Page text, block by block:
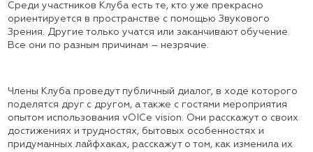
Среди участников Клуба есть те, кто уже прекрасно
ориентируется в пространстве с помощью Звукового
Зрения. Другие только учатся или заканчивают обучение.
Все они по разным причинам – незрячие.
Члены Клуба проведут публичный диалог, в ходе которого
поделятся друг с другом, а также с гостями мероприятия
опытом использования vOICe vision. Они расскажут о своих
достижениях и трудностях, бытовых особенностях и
придуманных лайфхаках, расскажут о том, как изменила их